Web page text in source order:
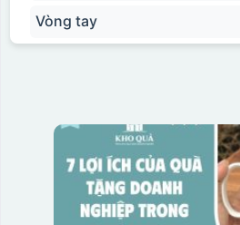
Vòng tay